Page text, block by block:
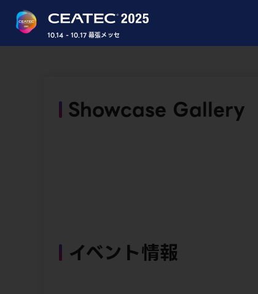
10.14 - 10.17 幕張メッセ
Showcase Gallery
イベント情報